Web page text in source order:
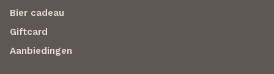
Bier cadeau
Giftcard
Aanbiedingen